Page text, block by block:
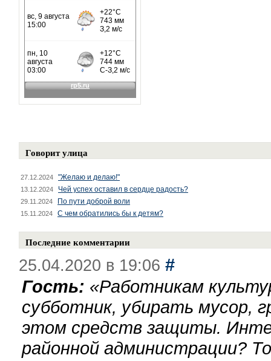
Говорит улица
27.12.2024 "Желаю и делаю!"
13.12.2024 Чей успех оставил в сердце радость?
29.11.2024 По пути доброй воли
15.11.2024 С чем обратились бы к детям?
Последние комментарии
25.04.2020 в 19:06 #
Гость: «Работникам
субботник, убирать мусор,
этом средств защиты.
районной администрации?